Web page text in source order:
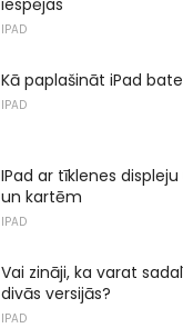
iespējas
IPAD
Kā paplašināt iPad
IPAD
IPad ar tīklenes
un kartēm
IPAD
Vai zināji, ka varat
divās versijās?
IPAD